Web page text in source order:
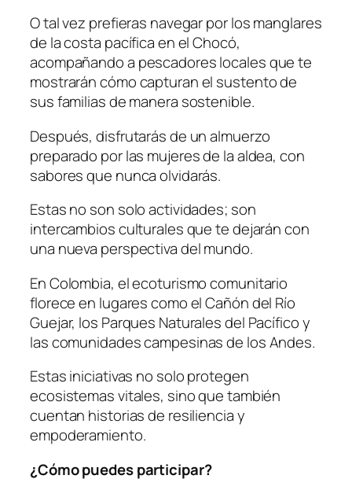
O tal vez prefieras navegar por los manglares
de la costa pacífica en el Chocó,
acompañando a pescadores locales que te
mostrarán cómo capturan el sustento de
sus familias de manera sostenible.
Después, disfrutarás de un almuerzo
preparado por las mujeres de la aldea, con
sabores que nunca olvidarás.
Estas no son solo actividades; son
intercambios culturales que te dejarán con
una nueva perspectiva del mundo.
En Colombia, el ecoturismo comunitario
florece en lugares como el Cañón del Río
Guejar, los Parques Naturales del Pacífico y
las comunidades campesinas de los Andes.
Estas iniciativas no solo protegen
ecosistemas vitales, sino que también
cuentan historias de resiliencia y
empoderamiento.
¿Cómo puedes participar?